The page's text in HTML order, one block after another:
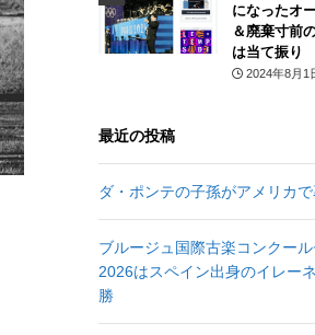
になったオ
＆廃棄寸前
は当て振り
2024年8月1
最近の投稿
ダ・ポンテの子孫がアメリカ
ブルージュ国際古楽コンクー
2026はスペイン出身のイレー
勝